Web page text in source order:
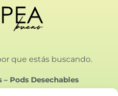
que estás buscando.
– Pods Desechables